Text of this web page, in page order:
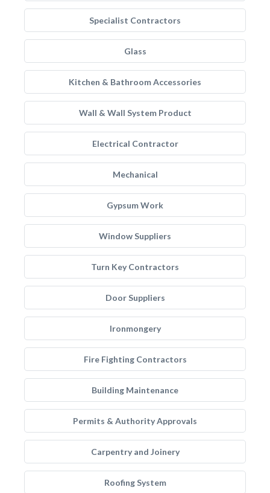
Specialist Contractors
Glass
Kitchen & Bathroom Accessories
Wall & Wall System Product
Electrical Contractor
Mechanical
Gypsum Work
Window Suppliers
Turn Key Contractors
Door Suppliers
Ironmongery
Fire Fighting Contractors
Building Maintenance
Permits & Authority Approvals
Carpentry and Joinery
Roofing System